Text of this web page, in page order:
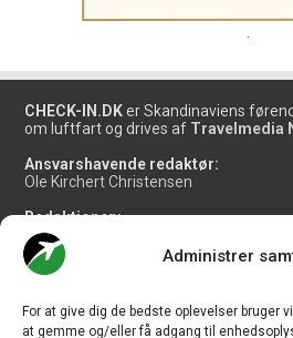
Administrer
For at give dig de bedste oplevelser bruger
at gemme og/eller få adgang til
CHECK-IN.DK er Skandinaviens
om luftfart og drives af Travelmedia
Ansvarshavende redaktør:
Ole Kirchert Christensen
Redaktionen:
Christian Granhøj Skouboe
Henrik Baumgarten
Danny Longhi Andreasen
Salg og jobannoncer: